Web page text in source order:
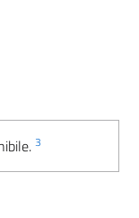
3